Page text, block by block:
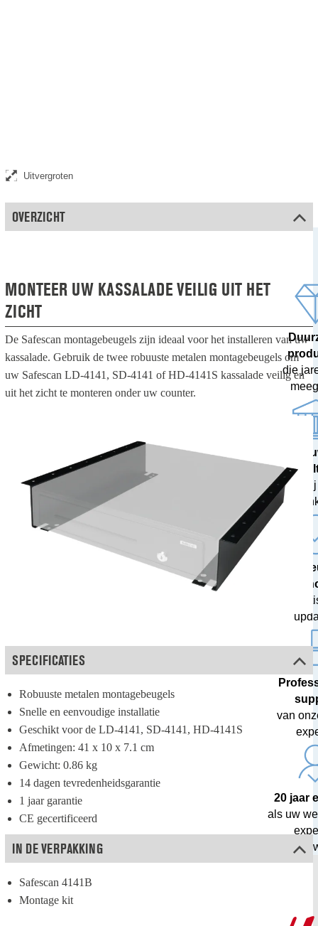
Uitvergroten
OVERZICHT
MONTEER UW KASSALADE VEILIG UIT HET
ZICHT
De Safescan montagebeugels zijn ideaal voor het installeren van uw
kassalade. Gebruik de twee robuuste metalen montagebeugels om
uw Safescan LD-4141, SD-4141 of HD-4141S kassalade veilig en
uit het zicht te monteren onder uw counter.
SPECIFICATIES
Robuuste metalen montagebeugels
Snelle en eenvoudige installatie
Geschikt voor de LD-4141, SD-4141, HD-4141S
Afmetingen: 41 x 10 x 7.1 cm
Gewicht: 0.86 kg
14 dagen tevredenheidsgarantie
1 jaar garantie
CE gecertificeerd
IN DE VERPAKKING
Safescan 4141B
Montage kit
die
100%
getest
De
met
van
20 jaar
als uw